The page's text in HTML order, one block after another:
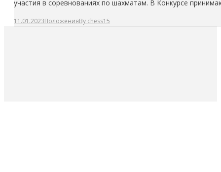
участия в соревнованиях по шахматам. В Конкурсе
11.01.2023ПоложенияBy chess15